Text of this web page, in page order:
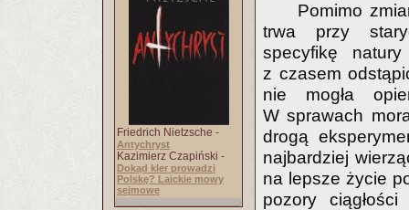
Friedrich Nietzsche -
Antychryst
Kazimierz Czapiński -
Dokąd kler prowadzi
Polskę? Laickie mowy
sejmowe
Pomimo
trwa przy
specyfikę
z czasem
nie mogła
W sprawach
drogą
najbardziej
na lepsze życie
pozory